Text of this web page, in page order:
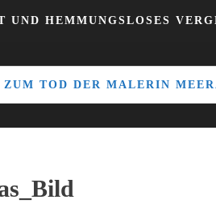
HEMMUNGSLOSES
TOD DER MALERIN